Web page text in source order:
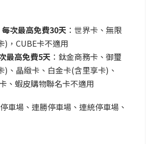
次最高免費30天 ：世界卡、無限
)，CUBE卡不適用
最高免費5天 ：鈦金商務卡、御璽
)、晶緻卡、白金卡(含里享卡)、
、蝦皮購物聯名卡不適用
車場、連勝停車場、連統停車場、